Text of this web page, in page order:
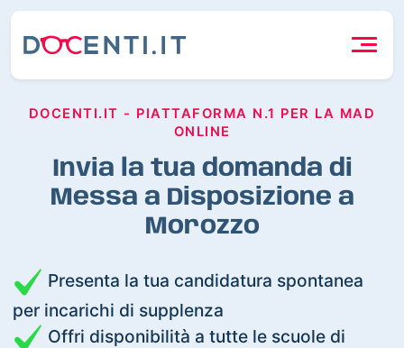
DOCENTI.IT - PIATTAFORMA N.1 PER LA MAD
ONLINE
Invia la tua domanda di
Messa a Disposizione a
Morozzo
Presenta la tua candidatura spontanea
per incarichi di supplenza
Offri disponibilità a tutte le scuole di